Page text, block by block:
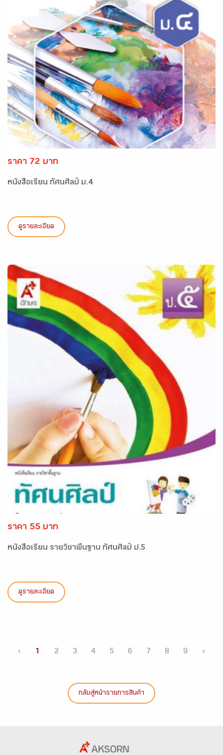
ราคา 72 บาท
หนังสือเรียน ทัศนศิลป์ ม.4
ดูรายละเอียด
ราคา 55 บาท
หนังสือเรียน รายวิชาพื้นฐาน ทัศนศิลป์ ป.5
ดูรายละเอียด
‹ 1 2 3 4 5 6 7 8 9 ›
กลับสู่หน้ารายการสินค้า